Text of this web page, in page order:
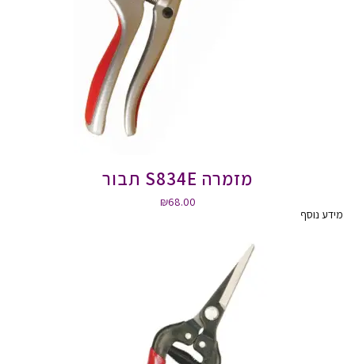
מזמרה S834E תבור
₪68.00
מידע נוסף